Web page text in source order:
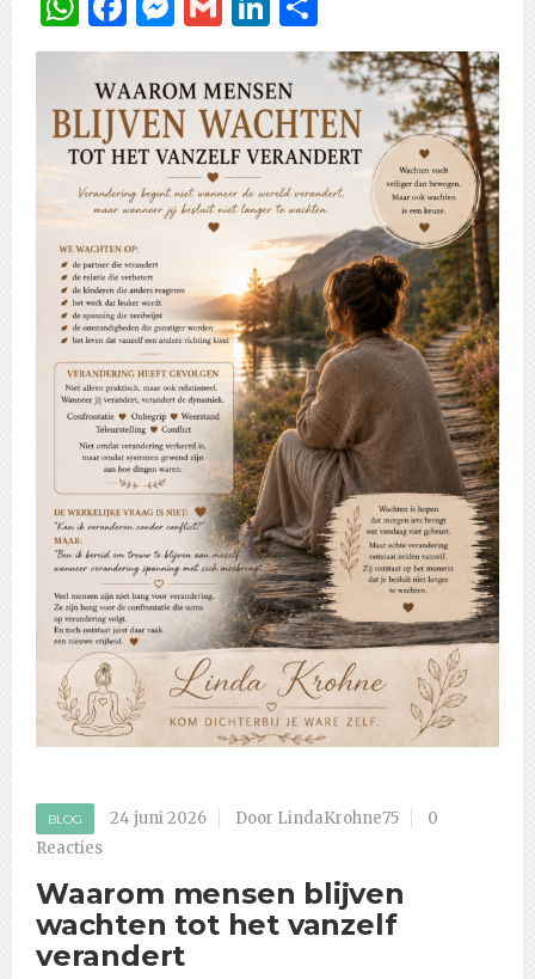
BLOG 24 juni 2026 Door LindaKrohne75
0
Reacties
Waarom mensen blijven
wachten tot het vanzelf
verandert